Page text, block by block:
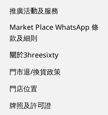
推廣活動及服務
Market Place WhatsApp 條
款及細則
關於3hreesixty
門市退/換貨政策
門店位置
牌照及許可證